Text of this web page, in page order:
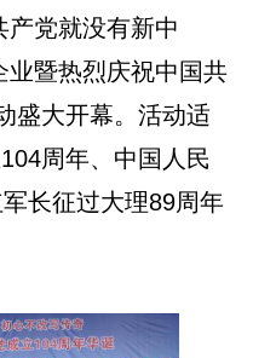
产党就没有新中
业暨热烈庆祝中国共
盛大开幕。活动适
周年、中国人民
长征过大理89周年